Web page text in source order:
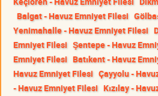
Balgat - Havuz Emniyet Filesi
Yenimahalle - Havuz Emniyet Filesi
Emniyet Filesi Şentepe - Havuz
Emniyet Filesi Batıkent - Havuz
Havuz Emniyet Filesi Çayyolu -
- Havuz Emniyet Filesi Kızılay -